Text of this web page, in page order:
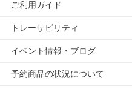
ご利用ガイド
トレーサビリティ
イベント情報・ブログ
予約商品の状況について